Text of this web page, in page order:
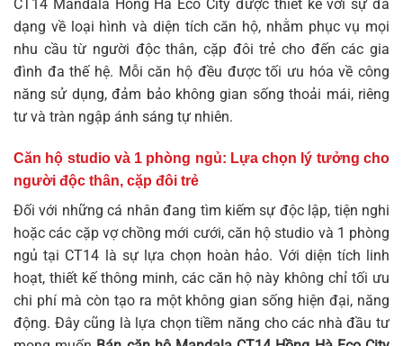
CT14 Mandala Hồng Hà Eco City được thiết kế với sự đa
dạng về loại hình và diện tích căn hộ, nhằm phục vụ mọi
nhu cầu từ người độc thân, cặp đôi trẻ cho đến các gia
đình đa thế hệ. Mỗi căn hộ đều được tối ưu hóa về công
năng sử dụng, đảm bảo không gian sống thoải mái, riêng
tư và tràn ngập ánh sáng tự nhiên.
Căn hộ studio và 1 phòng ngủ: Lựa chọn lý tưởng cho
người độc thân, cặp đôi trẻ
Đối với những cá nhân đang tìm kiếm sự độc lập, tiện nghi
hoặc các cặp vợ chồng mới cưới, căn hộ studio và 1 phòng
ngủ tại CT14 là sự lựa chọn hoàn hảo. Với diện tích linh
hoạt, thiết kế thông minh, các căn hộ này không chỉ tối ưu
chi phí mà còn tạo ra một không gian sống hiện đại, năng
động. Đây cũng là lựa chọn tiềm năng cho các nhà đầu tư